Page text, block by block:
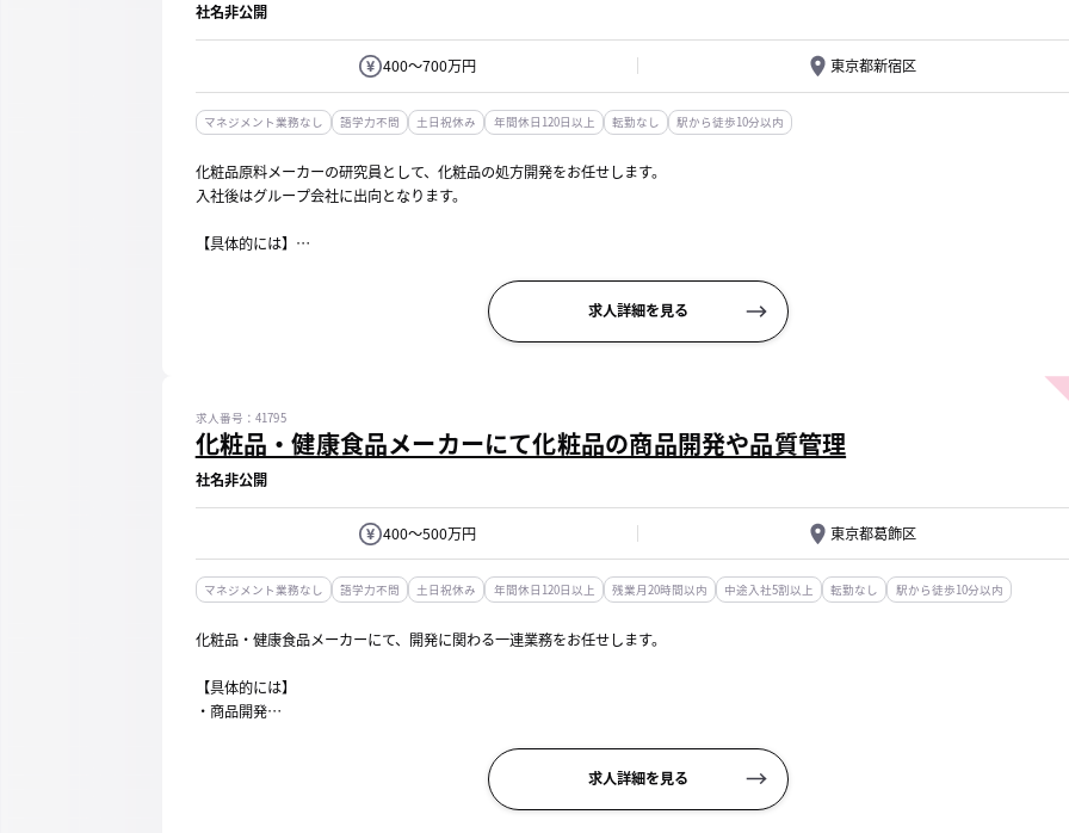
社名非公開
東京都新宿区
400～700万円
マネジメント業務なし 語学力不問 土日祝休み 年間休日120日以上 転勤なし 駅から徒歩10分以内
化粧品原料メーカーの研究員として、化粧品の処方開発をお任せします。
入社後はグループ会社に出向となります。
【具体的には】
化粧水、クレンジ...
求人詳細を見る
化粧品・健康食品メーカーにて化粧品の商品開発や品質管理
求人番号：41795
社名非公開
東京都葛飾区
400～500万円
マネジメント業務なし 語学力不問 土日祝休み 年間休日120日以上 残業月20時間以内 中途入社5割以上 転勤なし 駅から徒歩10分以内
化粧品・健康食品メーカーにて、開発に関わる一連業務をお任せします。
【具体的には】
・商品開発
求人詳細を見る